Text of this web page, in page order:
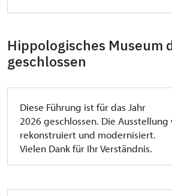
Hippologisches Museum
geschlossen
Diese Führung ist für das Jahr
2026 geschlossen. Die
rekonstruiert und modernisiert.
Vielen Dank für Ihr Verständnis.